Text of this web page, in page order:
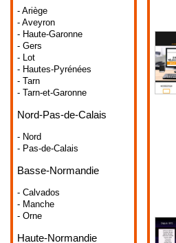
- Ariège
- Aveyron
- Haute-Garonne
- Gers
- Lot
- Hautes-Pyrénées
- Tarn
- Tarn-et-Garonne
Nord-Pas-de-Calais
- Nord
- Pas-de-Calais
Basse-Normandie
- Calvados
- Manche
- Orne
Haute-Normandie